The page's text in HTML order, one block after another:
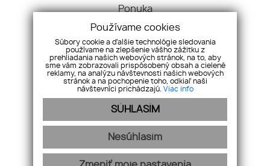
Ponuka
Pravidlá cookies
Ponúknite nám
Služby
Kontakt
Ochrana osobných údajov
Pozemky
Komerčné nehnuteľnosti
Používame cookies
Súbory cookie a ďalšie technológie sledovania
používame na zlepšenie vášho zážitku z
prehliadania našich webových stránok, na to, aby
sme vám zobrazovali prispôsobený obsah a cielené
reklamy, na analýzu návštevnosti našich webových
stránok a na pochopenie toho, odkiaľ naši
návštevníci prichádzajú. Viac info
SÚHLASÍM
Nesúhlasím